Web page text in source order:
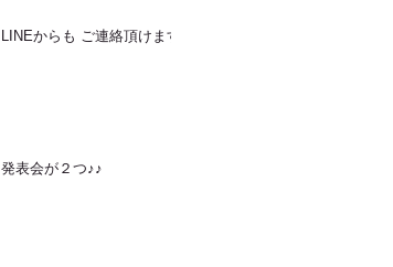
LINEからも ご連絡頂けます
発表会が２つ♪♪